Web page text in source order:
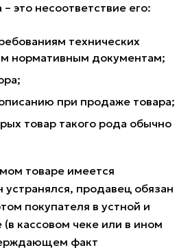
это несоответствие его:
технических
нормативным документам;
при продаже товара;
товар такого рода обычно
товаре имеется
устранялся, продавец обязан
покупателя в устной и
кассовом чеке или в ином
факт